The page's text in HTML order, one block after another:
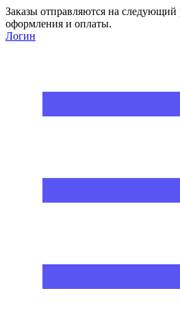
Заказы отправляются на следующий
оформления и оплаты.
Логин